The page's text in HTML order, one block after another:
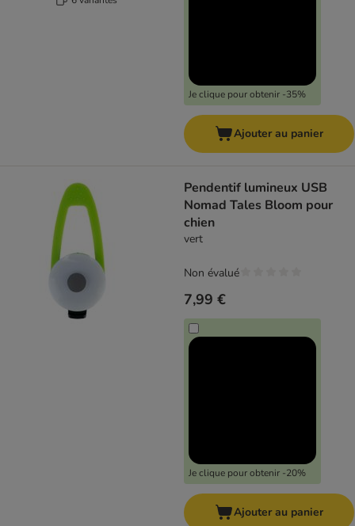
Je clique pour obtenir -35%
Ajouter au panier
Pendentif lumineux USB
Nomad Tales Bloom pour
chien
vert
7,99 €
Je clique pour obtenir -20%
Non évalué
Ajouter au panier